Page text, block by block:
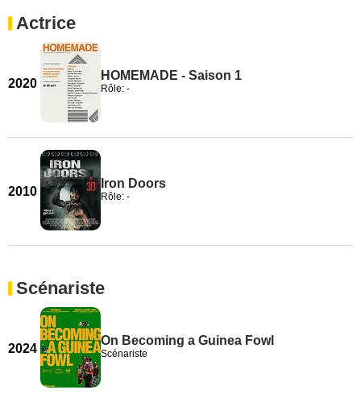
Actrice
2020
HOMEMADE - Saison 1
Rôle: -
2010
Iron Doors
Rôle: -
Scénariste
2024
On Becoming a Guinea Fowl
Scénariste